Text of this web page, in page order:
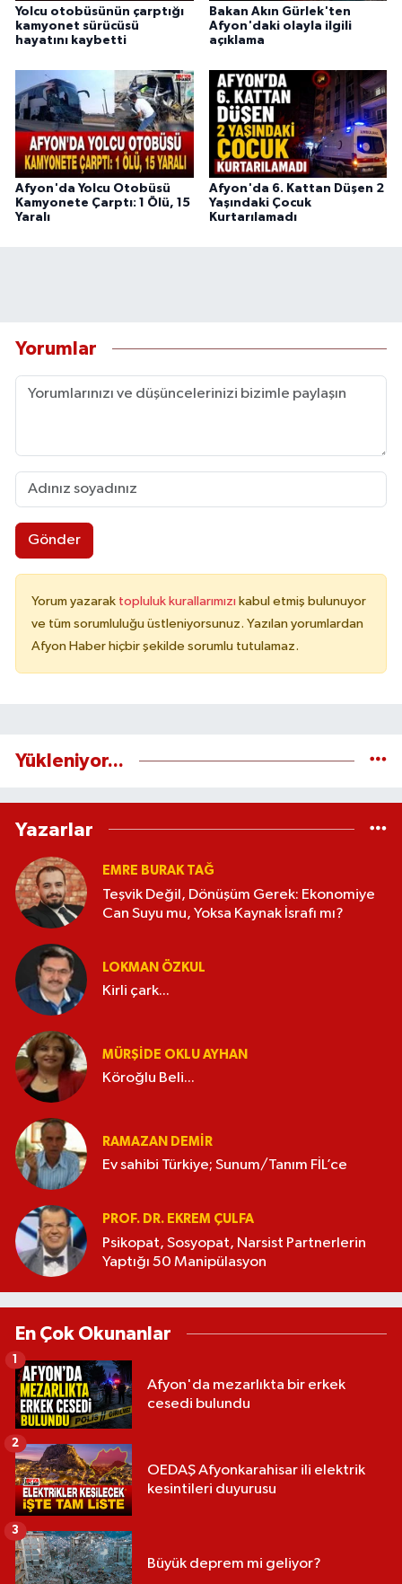
Yolcu otobüsünün çarptığı
kamyonet sürücüsü
hayatını kaybetti
Bakan Akın Gürlek'ten
Afyon'daki olayla ilgili
açıklama
Afyon'da Yolcu Otobüsü
Kamyonete Çarptı: 1 Ölü, 15
Yaralı
Afyon'da 6. Kattan Düşen 2
Yaşındaki Çocuk
Kurtarılamadı
Yorumlar
Gönder
Yorum yazarak topluluk kurallarımızı kabul etmiş bulunuyor
ve tüm sorumluluğu üstleniyorsunuz. Yazılan yorumlardan
Afyon Haber hiçbir şekilde sorumlu tutulamaz.
Yükleniyor...
Yazarlar
EMRE BURAK TAĞ
Teşvik Değil, Dönüşüm Gerek: Ekonomiye
Can Suyu mu, Yoksa Kaynak İsrafı mı?
LOKMAN ÖZKUL
Kirli çark...
MÜRŞIDE OKLU AYHAN
Köroğlu Beli...
RAMAZAN DEMİR
Ev sahibi Türkiye; Sunum/Tanım FİL’ce
PROF. DR. EKREM ÇULFA
Psikopat, Sosyopat, Narsist Partnerlerin
Yaptığı 50 Manipülasyon
En Çok Okunanlar
Afyon'da mezarlıkta bir erkek
cesedi bulundu
1
OEDAŞ Afyonkarahisar ili elektrik
kesintileri duyurusu
2
Büyük deprem mi geliyor?
3